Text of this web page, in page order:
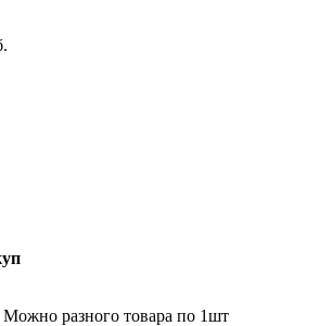
разного товара по 1шт